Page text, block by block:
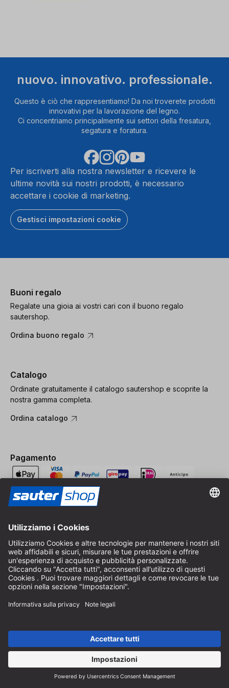
il
servizio
per
guardare
questo
informazioni
Accetta
powered
by
Usercentrics
nuovo. innovativo. professionale.
Questo è ciò che rappresentiamo! Da noi troverete prodotti
innovativi per la lavorazione del legno.
Ci concentriamo principalmente sui settori della fresatura,
segatura e foratura.
Per iscriverti alla nostra newsletter e ricevere le
ultime novità sui nostri prodotti, è necessario
accettare i cookie di marketing.
Gestisci impostazioni cookie
Buoni regalo
Regalate una gioia ai vostri cari con il buono regalo
sautershop.
Ordina buono regalo
Catalogo
Ordinate gratuitamente il catalogo sautershop e scoprite la
nostra gamma completa.
Ordina catalogo
Pagamento
Consulenza specializzata
+49 (0) 8152 92898-81